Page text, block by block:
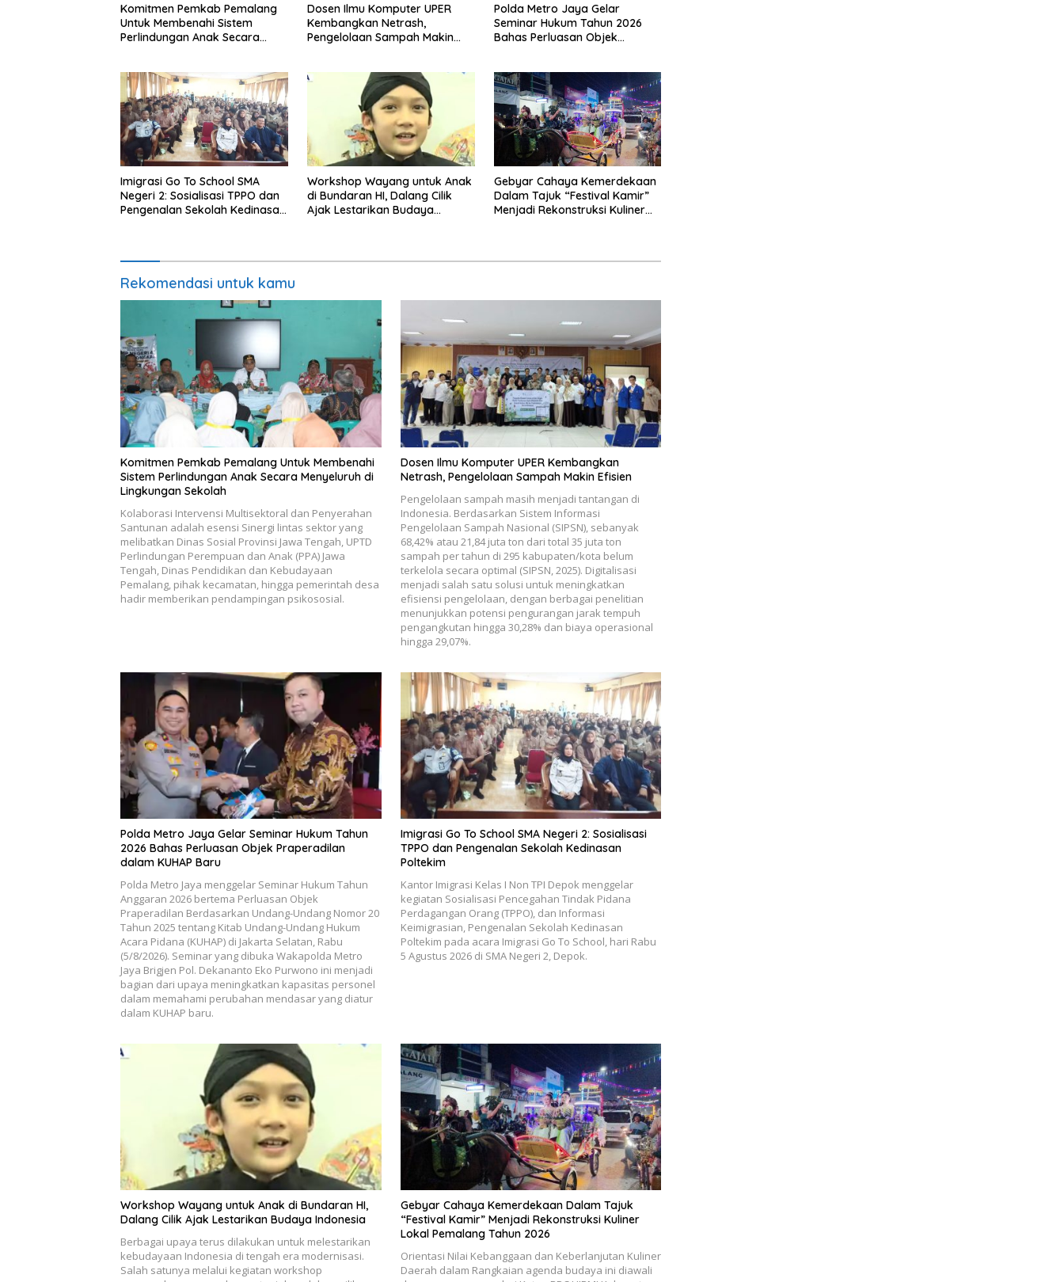
Komitmen Pemkab Pemalang
Untuk Membenahi Sistem
Perlindungan Anak Secara
Dosen Ilmu Komputer UPER
Kembangkan Netrash,
Pengelolaan Sampah Makin
Polda Metro Jaya Gelar
Seminar Hukum Tahun 2026
Bahas Perluasan Objek
Imigrasi Go To School SMA
Negeri 2: Sosialisasi TPPO dan
Pengenalan Sekolah Kedinasan
Workshop Wayang untuk Anak
di Bundaran HI, Dalang Cilik
Ajak Lestarikan Budaya
Gebyar Cahaya Kemerdekaan
Dalam Tajuk “Festival Kamir”
Menjadi Rekonstruksi Kuliner
Rekomendasi untuk kamu
Komitmen Pemkab Pemalang Untuk Membenahi
Sistem Perlindungan Anak Secara Menyeluruh di
Lingkungan Sekolah
Kolaborasi Intervensi Multisektoral dan Penyerahan
Santunan adalah esensi Sinergi lintas sektor yang
melibatkan Dinas Sosial Provinsi Jawa Tengah, UPTD
Perlindungan Perempuan dan Anak (PPA) Jawa
Tengah, Dinas Pendidikan dan Kebudayaan
Pemalang, pihak kecamatan, hingga pemerintah desa
hadir memberikan pendampingan psikososial.
Dosen Ilmu Komputer UPER Kembangkan
Netrash, Pengelolaan Sampah Makin Efisien
Pengelolaan sampah masih menjadi tantangan di
Indonesia. Berdasarkan Sistem Informasi
Pengelolaan Sampah Nasional (SIPSN), sebanyak
68,42% atau 21,84 juta ton dari total 35 juta ton
sampah per tahun di 295 kabupaten/kota belum
terkelola secara optimal (SIPSN, 2025). Digitalisasi
menjadi salah satu solusi untuk meningkatkan
efisiensi pengelolaan, dengan berbagai penelitian
menunjukkan potensi pengurangan jarak tempuh
pengangkutan hingga 30,28% dan biaya operasional
hingga 29,07%.
Polda Metro Jaya Gelar Seminar Hukum Tahun
2026 Bahas Perluasan Objek Praperadilan
dalam KUHAP Baru
Polda Metro Jaya menggelar Seminar Hukum Tahun
Anggaran 2026 bertema Perluasan Objek
Praperadilan Berdasarkan Undang-Undang Nomor 20
Tahun 2025 tentang Kitab Undang-Undang Hukum
Acara Pidana (KUHAP) di Jakarta Selatan, Rabu
(5/8/2026). Seminar yang dibuka Wakapolda Metro
Jaya Brigjen Pol. Dekananto Eko Purwono ini menjadi
bagian dari upaya meningkatkan kapasitas personel
dalam memahami perubahan mendasar yang diatur
dalam KUHAP baru.
Imigrasi Go To School SMA Negeri 2: Sosialisasi
TPPO dan Pengenalan Sekolah Kedinasan
Poltekim
Kantor Imigrasi Kelas I Non TPI Depok menggelar
kegiatan Sosialisasi Pencegahan Tindak Pidana
Perdagangan Orang (TPPO), dan Informasi
Keimigrasian, Pengenalan Sekolah Kedinasan
Poltekim pada acara Imigrasi Go To School, hari Rabu
5 Agustus 2026 di SMA Negeri 2, Depok.
Workshop Wayang untuk Anak di Bundaran HI,
Dalang Cilik Ajak Lestarikan Budaya Indonesia
Berbagai upaya terus dilakukan untuk melestarikan
kebudayaan Indonesia di tengah era modernisasi.
Salah satunya melalui kegiatan workshop
Gebyar Cahaya Kemerdekaan Dalam Tajuk
“Festival Kamir” Menjadi Rekonstruksi Kuliner
Lokal Pemalang Tahun 2026
Orientasi Nilai Kebanggaan dan Keberlanjutan Kuliner
Daerah dalam ​Rangkaian agenda budaya ini diawali